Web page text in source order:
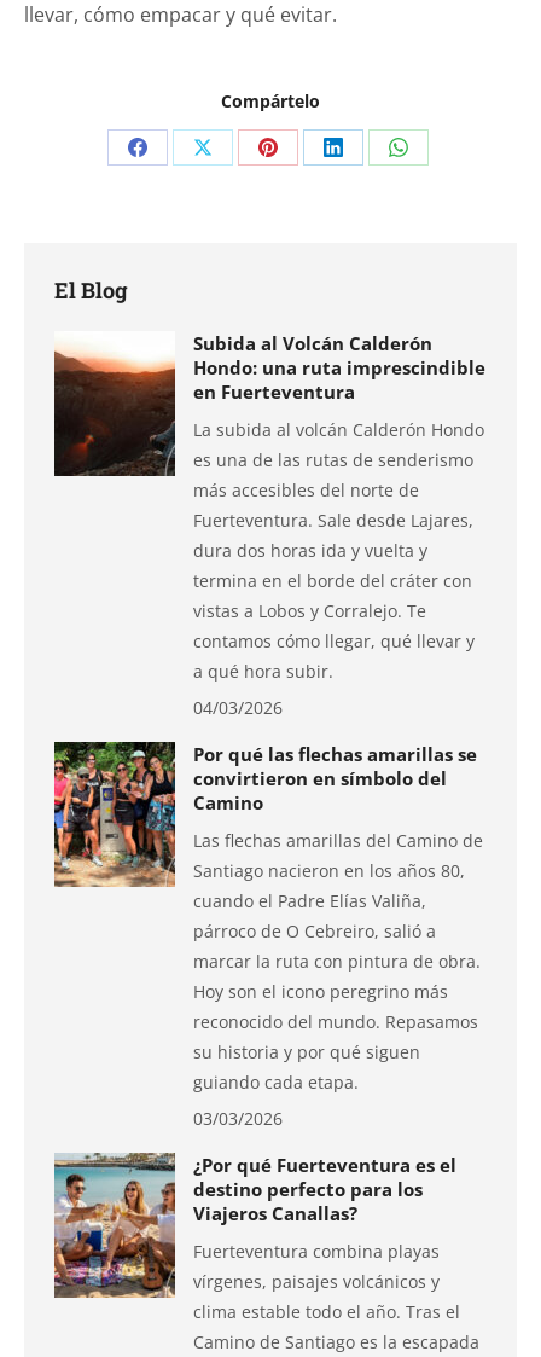
llevar, cómo empacar y qué evitar.
Compártelo
CompartirCompartirCompartirCompartirCompartir
El Blog
Subida al Volcán Calderón
Hondo: una ruta imprescindible
en Fuerteventura
La subida al volcán Calderón Hondo
es una de las rutas de senderismo
más accesibles del norte de
Fuerteventura. Sale desde Lajares,
dura dos horas ida y vuelta y
termina en el borde del cráter con
vistas a Lobos y Corralejo. Te
contamos cómo llegar, qué llevar y
a qué hora subir.
04/03/2026
Por qué las flechas amarillas se
convirtieron en símbolo del
Camino
Las flechas amarillas del Camino de
Santiago nacieron en los años 80,
cuando el Padre Elías Valiña,
párroco de O Cebreiro, salió a
marcar la ruta con pintura de obra.
Hoy son el icono peregrino más
reconocido del mundo. Repasamos
su historia y por qué siguen
guiando cada etapa.
03/03/2026
¿Por qué Fuerteventura es el
destino perfecto para los
Viajeros Canallas?
Fuerteventura combina playas
vírgenes, paisajes volcánicos y
clima estable todo el año. Tras el
Camino de Santiago es la escapada